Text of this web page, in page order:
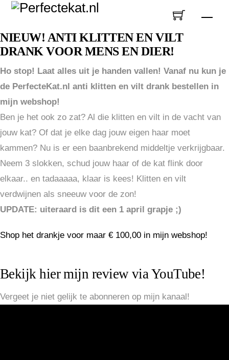
Skip
content
NIEUW! ANTI KLITTEN EN VILT
DRANK VOOR MENS EN DIER!
Ho stop! Laat alles uit je handen vallen! Vanaf nu kun je
de PerfecteKat.nl anti klitten en vilt drank bestellen in
mijn webshop!
Ben je het ook zo zat? Al die klitten en vilt in de vacht van
jouw kat? Of dat je elke dag jouw eigen haar moet
kammen? Nu is er een baanbrekend middeltje verkrijgbaar.
Neem 3 slokken, schud jouw haar of de kat flink door
elkaar.. en tadaaaaa, klaar is kees! Klitten en vilt
verdwijnen als sneeuw voor de zon!
UPDATE: uiteraard is dit een 1 april grapje ;)
Shop het drankje voor maar € 100,00 in mijn webshop!
Bekijk hier mijn review via YouTube!
Vergeet je niet gelijk te abonneren op mijn kanaal!